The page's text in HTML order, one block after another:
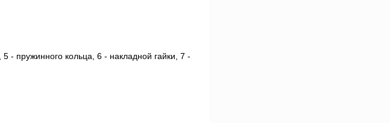
- пружинного кольца, 6 - накладной гайки, 7 -